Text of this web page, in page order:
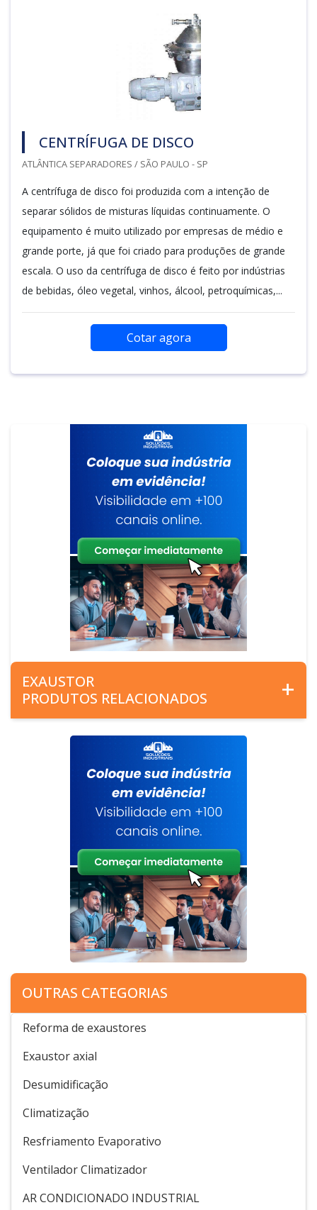
CENTRÍFUGA DE DISCO
ATLÂNTICA SEPARADORES / SÃO PAULO - SP
A centrífuga de disco foi produzida com a intenção de
separar sólidos de misturas líquidas continuamente. O
equipamento é muito utilizado por empresas de médio e
grande porte, já que foi criado para produções de grande
escala. O uso da centrífuga de disco é feito por indústrias
de bebidas, óleo vegetal, vinhos, álcool, petroquímicas,...
Cotar agora
EXAUSTOR
PRODUTOS RELACIONADOS
OUTRAS CATEGORIAS
Reforma de exaustores
Exaustor axial
Desumidificação
Climatização
Resfriamento Evaporativo
Ventilador Climatizador
AR CONDICIONADO INDUSTRIAL